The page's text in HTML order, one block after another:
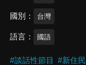
國別 台灣
語言 國語
#談話性節目 #新住民